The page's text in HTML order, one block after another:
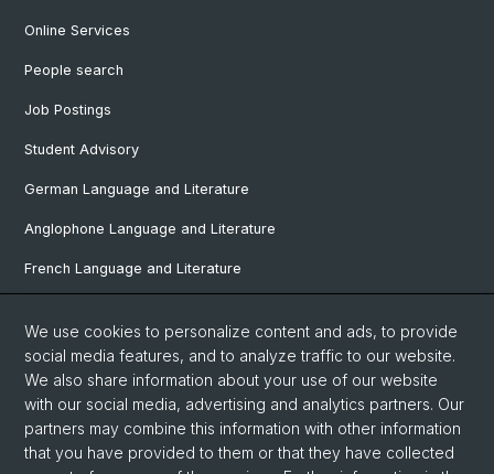
Online Services
People search
Job Postings
Student Advisory
German Language and Literature
Anglophone Language and Literature
French Language and Literature
Italian Language and Literature
Nordic Studies
Eastern European Studies
We use cookies to personalize content and ads, to provide
social media features, and to analyze traffic to our website.
We also share information about your use of our website
with our social media, advertising and analytics partners. Our
partners may combine this information with other information
that you have provided to them or that they have collected